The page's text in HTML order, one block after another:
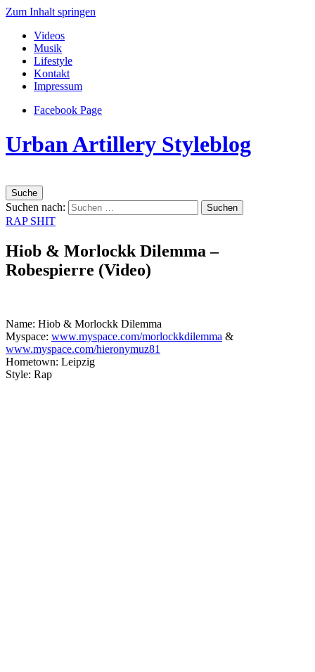
Zum Inhalt springen
Videos
Musik
Lifestyle
Kontakt
Impressum
Facebook Page
Urban Artillery Styleblog
Suche
Suchen nach:
RAP SHIT
Hiob & Morlockk Dilemma –
Robespierre (Video)
Name: Hiob & Morlockk Dilemma
Myspace: www.myspace.com/morlockkdilemma &
www.myspace.com/hieronymuz81
Hometown: Leipzig
Style: Rap